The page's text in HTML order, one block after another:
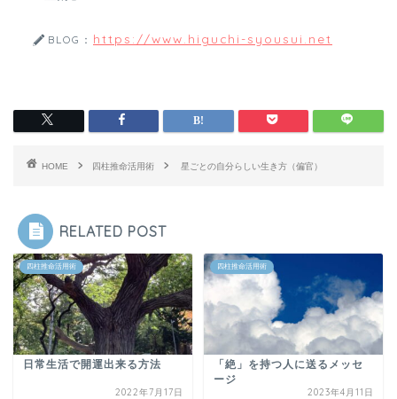
BLOG： https://www.higuchi-syousui.net
HOME 四柱推命活用術 星ごとの自分らしい生き方（偏官）
RELATED POST
四柱推命活用術
日常生活で開運出来る方法
2022年7月17日
四柱推命活用術
「絶」を持つ人に送るメッセ
ージ
2023年4月11日